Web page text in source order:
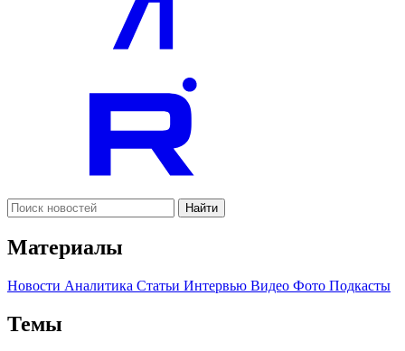
Найти
Материалы
Новости Аналитика Статьи Интервью Видео Фото Подкасты
Темы